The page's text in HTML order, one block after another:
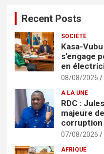
Recent Posts
SOCIÉTÉ
Kasa-
s’engage
en
08/08/2026
A LA UNE
RDC :
majeure
corruption
07/08/2026
AFRIQUE